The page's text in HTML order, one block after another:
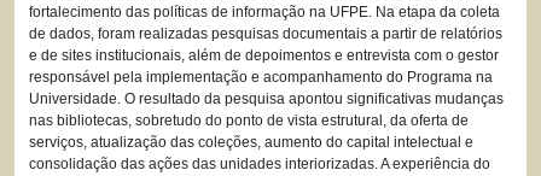
fortalecimento das políticas de informação na UFPE. Na etapa da coleta
de dados, foram realizadas pesquisas documentais a partir de relatórios
e de sites institucionais, além de depoimentos e entrevista com o gestor
responsável pela implementação e acompanhamento do Programa na
Universidade. O resultado da pesquisa apontou significativas mudanças
nas bibliotecas, sobretudo do ponto de vista estrutural, da oferta de
serviços, atualização das coleções, aumento do capital intelectual e
consolidação das ações das unidades interiorizadas. A experiência do